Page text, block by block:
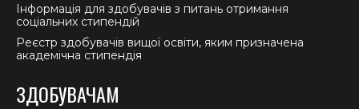
Інформація для здобувачів з питань отримання
соціальних стипендій
Реєстр здобувачів вищої освіти, яким призначена
академічна стипендія
ЗДОБУВАЧАМ